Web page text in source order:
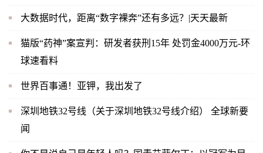
大数据时代，距离“数字裸奔”还有多远？|天天最新
猫版“药神”案宣判：研发者获刑15年 处罚金4000万元-环
球速看料
世界百事通！亚钾，我出发了
深圳地铁32号线（关于深圳地铁32号线介绍） 全球新要
闻